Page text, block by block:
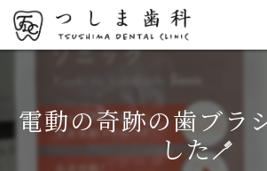
電動の奇跡の歯ブラ
した🪥